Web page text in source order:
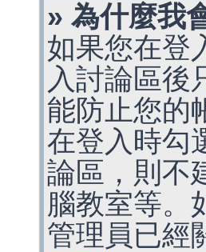
» 為什麼我
如果您在登
入討論區後
能防止您的
在登入時勾
論區，則不
腦教室等。
管理員已經